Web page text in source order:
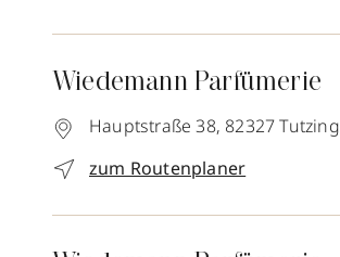
Wiedemann Parfümerie
Hauptstraße 38, 82327 Tutzing
zum Routenplaner